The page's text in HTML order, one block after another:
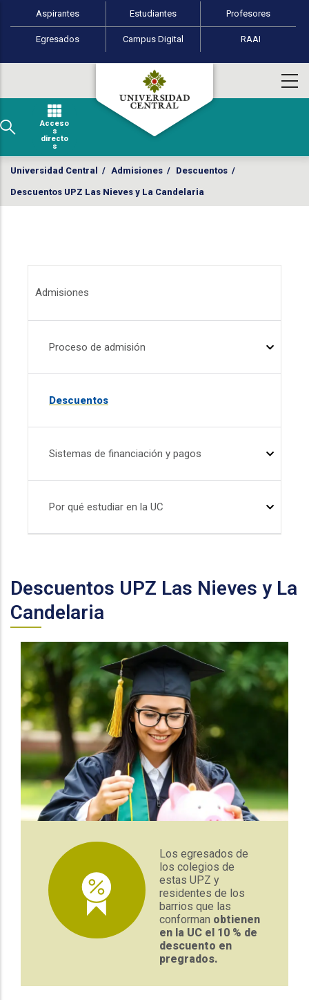
Pasar al contenido principal
Perfiles de usuario
Aspirantes Estudiantes Profesores
Egresados Campus Digital RAAI
Acceso
s
directo
s
Universidad Central / Admisiones / Descuentos /
Descuentos UPZ Las Nieves y La Candelaria
Admisiones
Proceso de admisión
Descuentos
Sistemas de financiación y pagos
Por qué estudiar en la UC
Descuentos UPZ Las Nieves y La
Candelaria
Los egresados de
los colegios de
estas UPZ y
residentes de los
barrios que las
conforman obtienen
en la UC el 10 % de
descuento en
pregrados.